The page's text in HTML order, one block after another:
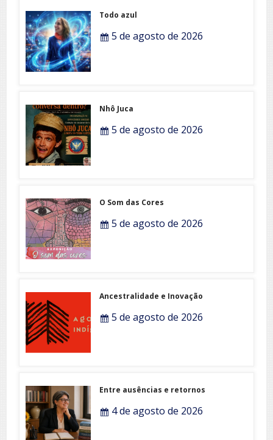
Todo azul
5 de agosto de 2026
Nhô Juca
5 de agosto de 2026
O Som das Cores
5 de agosto de 2026
Ancestralidade e Inovação
5 de agosto de 2026
Entre ausências e retornos
4 de agosto de 2026